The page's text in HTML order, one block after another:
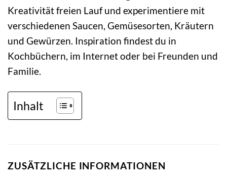
Kreativität freien Lauf und experimentiere mit
verschiedenen Saucen, Gemüsesorten, Kräutern
und Gewürzen. Inspiration findest du in
Kochbüchern, im Internet oder bei Freunden und
Familie.
Inhalt
ZUSÄTZLICHE INFORMATIONEN